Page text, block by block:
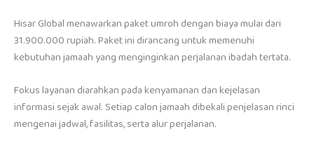
Hisar Global menawarkan paket umroh dengan biaya mulai dari
31.900.000 rupiah. Paket ini dirancang untuk memenuhi
kebutuhan jamaah yang menginginkan perjalanan ibadah tertata.
Fokus layanan diarahkan pada kenyamanan dan kejelasan
informasi sejak awal. Setiap calon jamaah dibekali penjelasan rinci
mengenai jadwal, fasilitas, serta alur perjalanan.